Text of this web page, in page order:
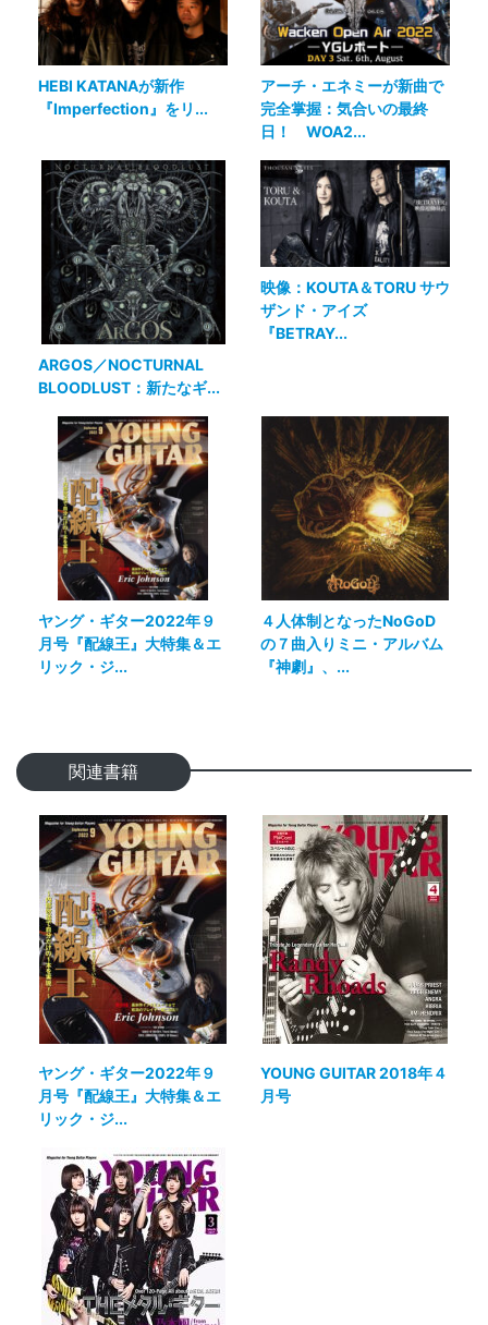
HEBI KATANAが新作
『Imperfection』をリ...
アーチ・エネミーが新曲で
完全掌握：気合いの最終
日！ WOA2...
ARGOS／NOCTURNAL
BLOODLUST：新たなギ...
映像：KOUTA＆TORU サウ
ザンド・アイズ
『BETRAY...
ヤング・ギター2022年９
月号『配線王』大特集＆エ
リック・ジ...
４人体制となったNoGoD
の７曲入りミニ・アルバム
『神劇』、...
関連書籍
ヤング・ギター2022年９
月号『配線王』大特集＆エ
リック・ジ...
YOUNG GUITAR 2018年４
月号